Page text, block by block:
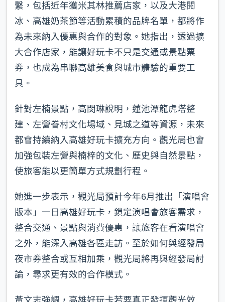
繫，包括近年獲米其林推薦店家，以及大港閱
冰、高雄奶茶節等活動累積的品牌名單，都將作
為未來納入優惠與合作的對象。她指出，透過擴
大合作店家，能讓好玩卡不只是交通或景點票
券，也成為串聯高雄美食與城市體驗的重要工
具。
針對左楠景點，高閔琳說明，蓮池潭龍虎塔整
建、左營眷村文化場域、見城之道等資源，未來
都會持續納入高雄好玩卡擴充方向。觀光局也會
加強包裝左營與楠梓的文化、歷史與自然景點，
使旅客能以更簡單方式規劃行程。
她進一步表示，觀光局預計今年6月推出「演唱會
版本」一日高雄好玩卡，鎖定演唱會旅客需求，
整合交通、景點與消費優惠，讓旅客在看演唱會
之外，能深入高雄各區走訪。至於如何與經發局
夜市券整合或互相加乘，觀光局將再與經發局討
論，尋求更有效的合作模式。